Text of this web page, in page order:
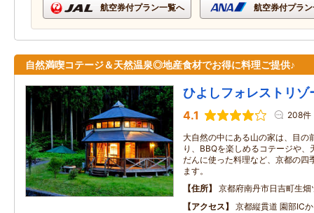
航空券付プラン一覧へ 航空券付プラ
自然満喫コテージ＆天然温泉◎地産食材でお得に料理ご提供♪
ひよしフォレストリ
4.1 208件
大自然の中にある山の家は、目の
り、BBQを楽しめるコテージや
だんに使った料理など、京都の四
ます。
住所
京都府南丹市日吉町生畑
アクセス
京都縦貫道 園部IC